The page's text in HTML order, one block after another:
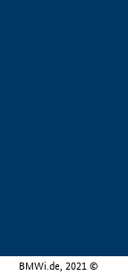
BMWi.de, 2021 ©